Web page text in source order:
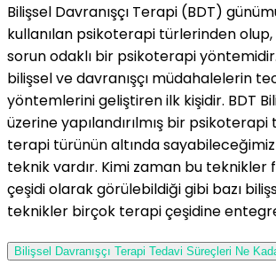
Bilişsel Davranışçı Terapi (BDT)
kullanılan psikoterapi türlerinden olup,
sorun odaklı bir psikoterapi
bilişsel ve davranışçı müdahalelerin
yöntemlerini geliştiren ilk kişidir. BDT
üzerine yapılandırılmış bir psikoterapi
terapi türünün altında sayabileceğimiz
teknik vardır. Kimi zaman bu teknikler
çeşidi olarak görülebildiği gibi bazı
teknikler birçok terapi çeşidine
Bilişsel Davranışçı Terapi Tedavi Süreçleri Ne